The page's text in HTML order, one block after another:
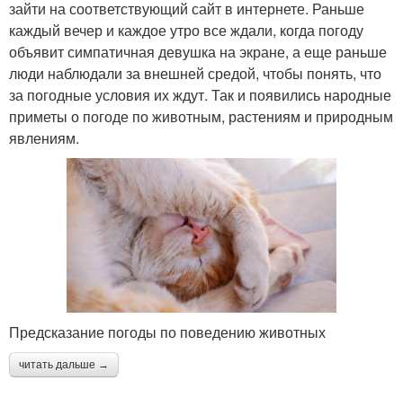
зайти на соответствующий сайт в интернете. Раньше
каждый вечер и каждое утро все ждали, когда погоду
объявит симпатичная девушка на экране, а еще раньше
люди наблюдали за внешней средой, чтобы понять, что
за погодные условия их ждут. Так и появились народные
приметы о погоде по животным, растениям и природным
явлениям.
Предсказание погоды по поведению животных
читать дальше →